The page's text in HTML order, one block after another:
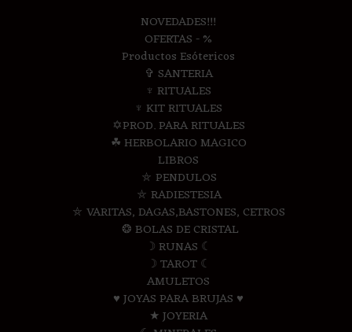
NOVEDADES!!!
OFERTAS - %
Productos Esótericos
✞ SANTERIA
♆ RITUALES
♆ KIT RITUALES
✡PROD. PARA RITUALES
☘ HERBOLARIO MAGICO
LIBROS
⛤ PENDULOS
⛤ RADIESTESIA
⛤ VARITAS, DAGAS,BASTONES, CETROS
❂ BOLAS DE CRISTAL
☽ RUNAS ☾
☽ TAROT ☾
AMULETOS
♥ JOYAS PARA BRUJAS ♥
★ JOYERIA